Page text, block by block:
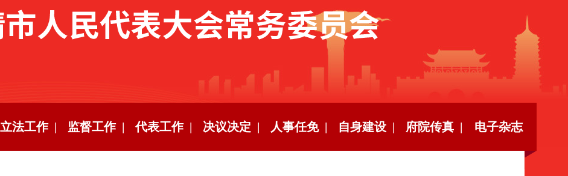
立法工作 | 监督工作 | 代表工作 | 决议决定 | 人事任免 | 自身建设 | 府院传真 | 电子杂志